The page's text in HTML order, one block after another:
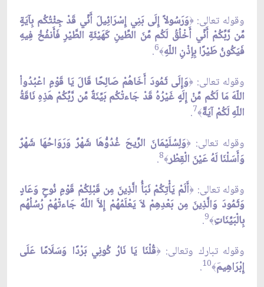
وقوله تعالى:﴿وَرَسُولاً إِلَى بَنِي إِسْرَائِيلَ أَنِّي قَدْ جِئْتُكُم بِآيَةٍ
مِّن رَّبِّكُمْ أَنِّي أَخْلُقُ لَكُم مِّنَ الطِّينِ كَهَيْئَةِ الطَّيْرِ فَأَنفُخُ فِيهِ
فَيَكُونُ طَيْرًا بِإِذْنِ اللّهِ﴾6
.
وقوله تعالى: ﴿وَإِلَى ثَمُودَ أَخَاهُمْ صَالِحًا قَالَ يَا قَوْمِ اعْبُدُواْ
اللّهَ مَا لَكُم مِّنْ إِلَهٍ غَيْرُهُ قَدْ جَاءتْكُم بَيِّنَةٌ مِّن رَّبِّكُمْ هَذِهِ نَاقَةُ
اللّهِ لَكُمْ آيَة﴾7
.
وقوله تعالى: ﴿وَلِسُلَيْمَانَ الرِّيحَ غُدُوُّهَا شَهْرٌ وَرَوَاحُهَا شَهْرٌ
وَأَسَلْنَا لَهُ عَيْنَ الْقِطْرِ﴾8
.
وقوله تعالى:﴿أَلَمْ يَأْتِكُمْ نَبَأُ الَّذِينَ مِن قَبْلِكُمْ قَوْمِ نُوحٍ وَعَادٍ
وَثَمُودَ وَالَّذِينَ مِن بَعْدِهِمْ لاَ يَعْلَمُهُمْ إِلاَّ اللّهُ جَاءتْهُمْ رُسُلُهُم
بِالْبَيِّنَات﴾9
.
وقوله تبارك وتعالى:﴿قُلْنَا يَا نَارُ كُونِي بَرْدًا وَسَلَامًا عَلَى
إِبْرَاهِيمَ﴾10
.